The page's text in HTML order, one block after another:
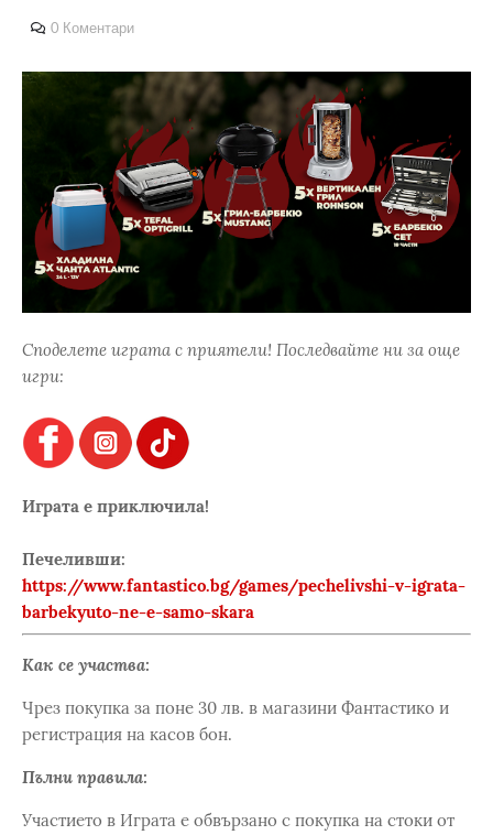
0 Коментари
Споделете играта с приятели! Последвайте ни за още
игри:
Играта е приключила!
Печеливши:
https://www.fantastico.bg/games/pechelivshi-v-igrata-
barbekyuto-ne-e-samo-skara
Как се участва:
Чрез покупка за поне 30 лв. в магазини Фантастико и
регистрация на касов бон.
Пълни правила:
Участието в Играта е обвързано с покупка на стоки от